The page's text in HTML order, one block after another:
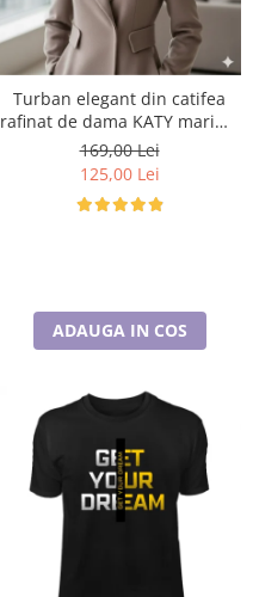
Turban elegant din catifea
rafinat de dama KATY marime
universala, captuseala polar,
culoare maro Sequoia
169,00 Lei
125,00 Lei
ADAUGA IN COS